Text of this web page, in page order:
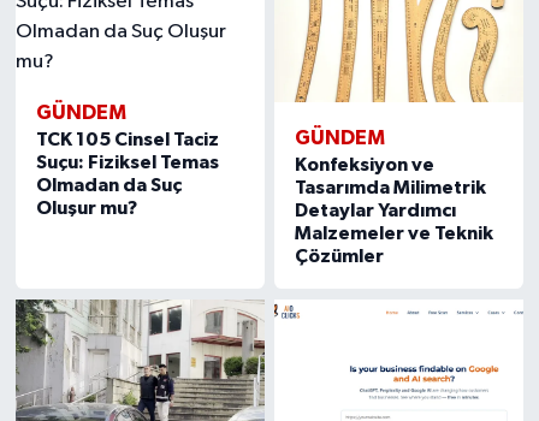
GÜNDEM
TCK 105 Cinsel Taciz
Suçu: Fiziksel Temas
Olmadan da Suç
Oluşur mu?
GÜNDEM
Konfeksiyon ve
Tasarımda Milimetrik
Detaylar Yardımcı
Malzemeler ve Teknik
Çözümler